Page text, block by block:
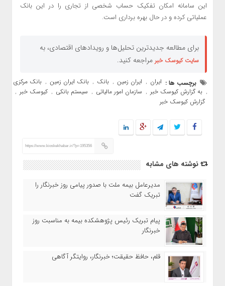
این سامانه امکان تفکیک حساب شخصی از تجاری را در این بانک
عملیاتی کرده و در حال بهره برداری است.
برای مطالعه جدیدترین تحلیل‌ها و رویدادهای اقتصادی، به
سایت کیوسک خبر مراجعه کنید.
برچسب ها : ایران , ایران زمین , بانک , بانک ایران زمین , بانک مرکزی
, به گزارش کیوسک خبر , سازمان امور مالیاتی , سیستم بانکی , کیوسک خبر ,
گزارش کیوسک خبر
https://www.kioskekhabar.ir/?p=195356
نوشته های مشابه
مدیرعامل بیمه ملت با صدور پیامی روز خبرنگار را
تبریک گفت
پیام تبریک رئیس پژوهشکده بیمه به مناسبت روز
خبرنگار
قلم، حافظ حقیقت؛ خبرنگار، روایتگر آگاهی